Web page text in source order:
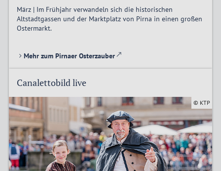
März | Im Frühjahr verwandeln sich die historischen
Altstadtgassen und der Marktplatz von Pirna in einen großen
Ostermarkt.
Mehr zum Pirnaer Osterzauber
Canalettobild live
© KTP